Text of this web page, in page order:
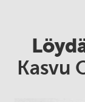
Kasvu